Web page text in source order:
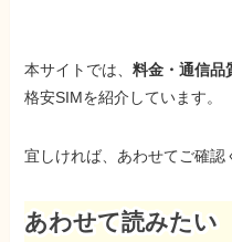
本サイトでは、料金・通信品
格安SIMを紹介しています。
宜しければ、あわせてご確認
あわせて読みたい